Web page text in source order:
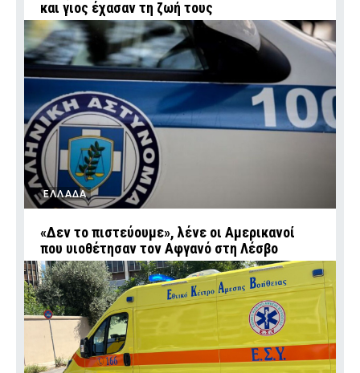
και γιος έχασαν τη ζωή τους
ΕΛΛΑΔΑ
«Δεν το πιστεύουμε», λένε οι Αμερικανοί
που υιοθέτησαν τον Αφγανό στη Λέσβο